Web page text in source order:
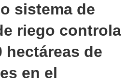
sistema de
riego controla
hectáreas de
en el